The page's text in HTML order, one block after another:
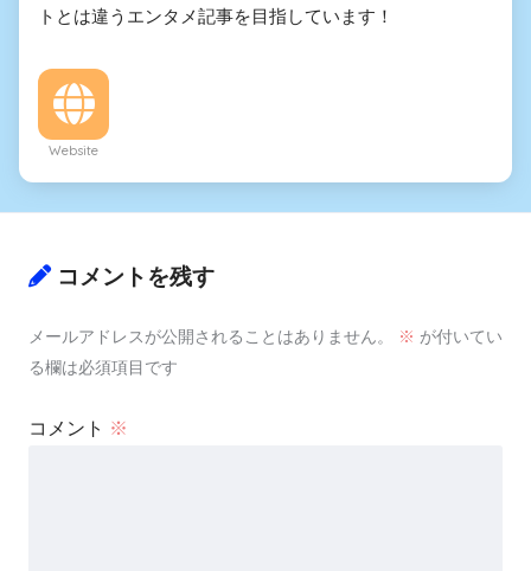
トとは違うエンタメ記事を目指しています！
Website
コメントを残す
メールアドレスが公開されることはありません。 ※ が付いてい
る欄は必須項目です
コメント ※